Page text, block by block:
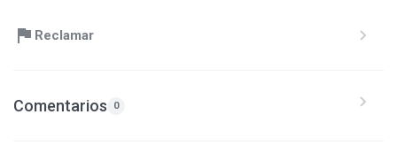
Reclamar
Comentarios 0